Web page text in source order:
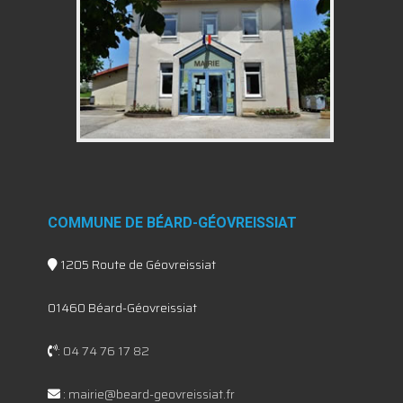
COMMUNE DE BÉARD-GÉOVREISSIAT
1205 Route de Géovreissiat
01460 Béard-Géovreissiat
: 04 74 76 17 82
: mairie@beard-geovreissiat.fr